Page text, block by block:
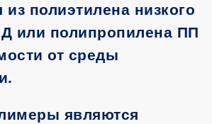
полиэтилена низкого
или полипропилена ПП
от среды
являются